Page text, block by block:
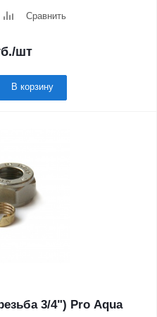
Сравнить
/шт
В корзину
3/4") Pro Aqua